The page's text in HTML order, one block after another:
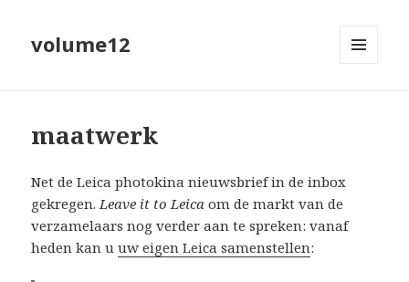
volume12
maatwerk
Net de Leica photokina nieuwsbrief in de inbox
gekregen.Leave it to Leica om de markt van de
verzamelaars nog verder aan te spreken: vanaf
heden kan uuw eigen Leica samenstellen: